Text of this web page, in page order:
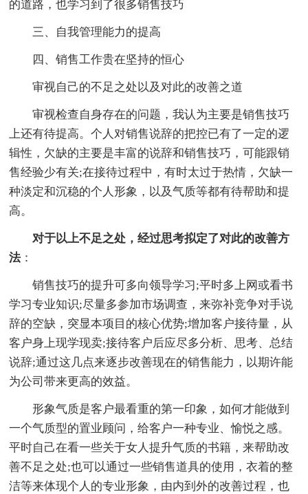
的道路，也学习到了很多销售技巧
三、自我管理能力的提高
四、销售工作贵在坚持的恒心
审视自己的不足之处以及对此的改善之道
审视检查自身存在的问题，我认为主要是销售技巧
上还有待提高。个人对销售说辞的把控已有了一定的逻
辑性，欠缺的主要是丰富的说辞和销售技巧，可能跟销
售经验少有关;在接待过程中，有时太过于热情，欠缺一
种淡定和沉稳的个人形象，以及气质等都有待帮助和提
高。
对于以上不足之处，经过思考拟定了对此的改善方
法 ：
销售技巧的提升可多向领导学习;平时多上网或看书
学习专业知识;尽量多参加市场调查，来弥补竞争对手说
辞的空缺，突显本项目的核心优势;增加客户接待量，从
客户身上现学现卖;接待客户后应尽多分析、思考、总结
说辞;通过这几点来逐步改善现在的销售能力，以期许能
为公司带来更高的效益。
形象气质是客户最看重的第一印象，如何才能做到
一个气质型的置业顾问，给客户一种专业、愉悦之感。
平时自己在看一些关于女人提升气质的书籍，来帮助改
善不足之处;也可以通过一些销售道具的使用，衣着的整
洁等来体现个人的专业形象，由内到外的改善过程，也